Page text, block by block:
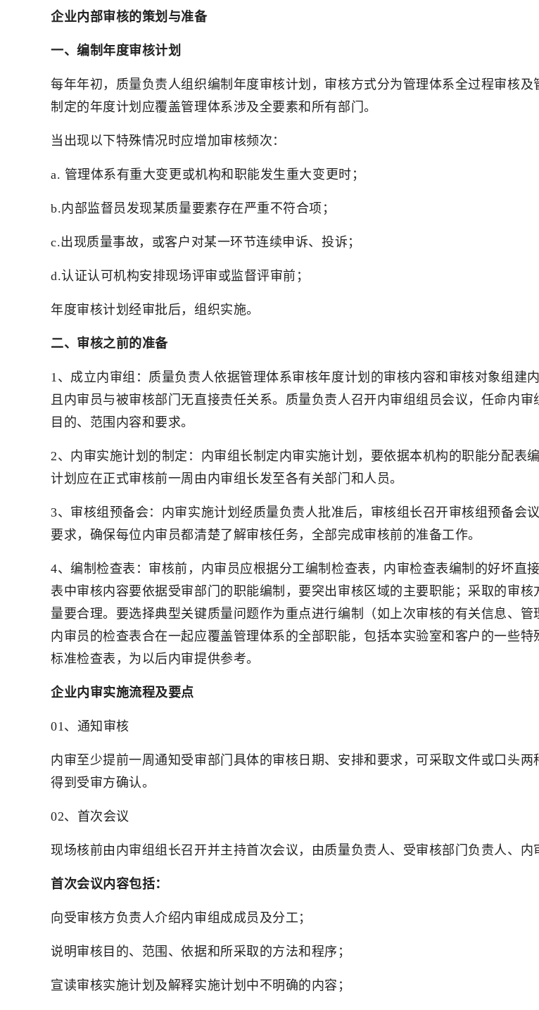
企业内部审核的策划与准备
一、编制年度审核计划
每年年初，质量负责人组织编制年度审核计划，审核方式分为管理体系全过程审核
制定的年度计划应覆盖管理体系涉及全要素和所有部门。
当出现以下特殊情况时应增加审核频次：
a. 管理体系有重大变更或机构和职能发生重大变更时；
b.内部监督员发现某质量要素存在严重不符合项；
c.出现质量事故，或客户对某一环节连续申诉、投诉；
d.认证认可机构安排现场评审或监督评审前；
年度审核计划经审批后，组织实施。
二、审核之前的准备
1、成立内审组：质量负责人依据管理体系审核年度计划的审核内容和审核对象组建
且内审员与被审核部门无直接责任关系。质量负责人召开内审组组员会议，任命内
目的、范围内容和要求。
2、内审实施计划的制定：内审组长制定内审实施计划，要依据本机构的职能分配表
计划应在正式审核前一周由内审组长发至各有关部门和人员。
3、审核组预备会：内审实施计划经质量负责人批准后，审核组长召开审核组预备会
要求，确保每位内审员都清楚了解审核任务，全部完成审核前的准备工作。
4、编制检查表：审核前，内审员应根据分工编制检查表，内审检查表编制的好坏直
表中审核内容要依据受审部门的职能编制，要突出审核区域的主要职能；采取的审
量要合理。要选择典型关键质量问题作为重点进行编制（如上次审核的有关信息、
内审员的检查表合在一起应覆盖管理体系的全部职能，包括本实验室和客户的一些
标准检查表，为以后内审提供参考。
企业内审实施流程及要点
01、通知审核
内审至少提前一周通知受审部门具体的审核日期、安排和要求，可采取文件或口头
得到受审方确认。
02、首次会议
现场核前由内审组组长召开并主持首次会议，由质量负责人、受审核部门负责人、内
首次会议内容包括：
向受审核方负责人介绍内审组成成员及分工；
说明审核目的、范围、依据和所采取的方法和程序；
宣读审核实施计划及解释实施计划中不明确的内容；